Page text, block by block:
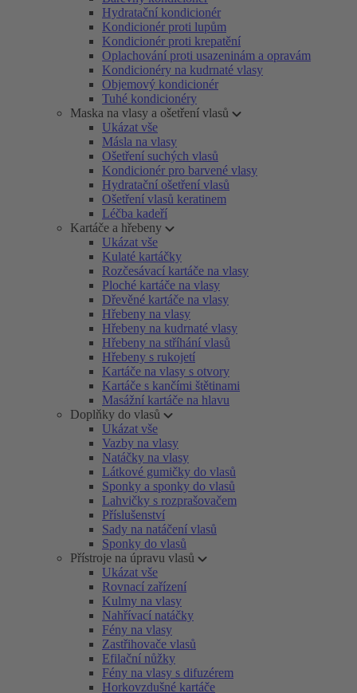
Hydratační kondicionér
Kondicionér proti lupům
Kondicionér proti krepatění
Oplachování proti usazeninám a opravám
Kondicionéry na kudrnaté vlasy
Objemový kondicionér
Tuhé kondicionéry
Maska na vlasy a ošetření vlasů
Ukázat vše
Másla na vlasy
Ošetření suchých vlasů
Kondicionér pro barvené vlasy
Hydratační ošetření vlasů
Ošetření vlasů keratinem
Léčba kadeří
Kartáče a hřebeny
Ukázat vše
Kulaté kartáčky
Rozčesávací kartáče na vlasy
Ploché kartáče na vlasy
Dřevěné kartáče na vlasy
Hřebeny na vlasy
Hřebeny na kudrnaté vlasy
Hřebeny na stříhání vlasů
Hřebeny s rukojetí
Kartáče na vlasy s otvory
Kartáče s kančími štětinami
Masážní kartáče na hlavu
Doplňky do vlasů
Ukázat vše
Vazby na vlasy
Natáčky na vlasy
Látkové gumičky do vlasů
Sponky a sponky do vlasů
Lahvičky s rozprašovačem
Příslušenství
Sady na natáčení vlasů
Sponky do vlasů
Přístroje na úpravu vlasů
Ukázat vše
Rovnací zařízení
Kulmy na vlasy
Nahřívací natáčky
Fény na vlasy
Zastřihovače vlasů
Efilační nůžky
Fény na vlasy s difuzérem
Horkovzdušné kartáče